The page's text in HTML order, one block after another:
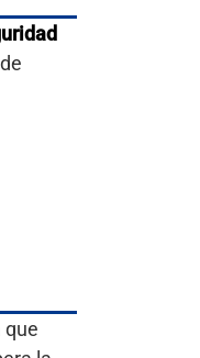
que